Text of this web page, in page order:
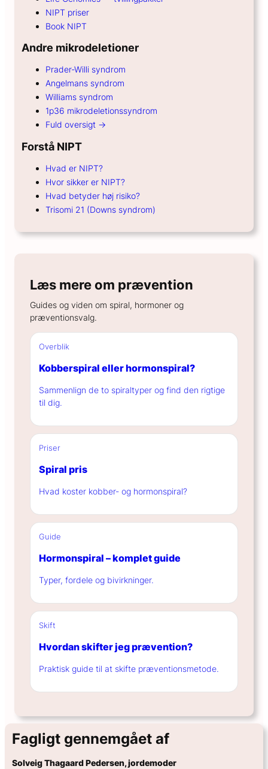
NIPT priser
Book NIPT
Andre mikrodeletioner
Prader-Willi syndrom
Angelmans syndrom
Williams syndrom
1p36 mikrodeletionssyndrom
Fuld oversigt →
Forstå NIPT
Hvad er NIPT?
Hvor sikker er NIPT?
Hvad betyder høj risiko?
Trisomi 21 (Downs syndrom)
Læs mere om prævention
Guides og viden om spiral, hormoner og
præventionsvalg.
Overblik
Kobberspiral eller hormonspiral?
Sammenlign de to spiraltyper og find den rigtige
til dig.
Priser
Spiral pris
Hvad koster kobber- og hormonspiral?
Guide
Hormonspiral – komplet guide
Typer, fordele og bivirkninger.
Skift
Hvordan skifter jeg prævention?
Praktisk guide til at skifte præventionsmetode.
Fagligt gennemgået af
Solveig Thagaard Pedersen, jordemoder